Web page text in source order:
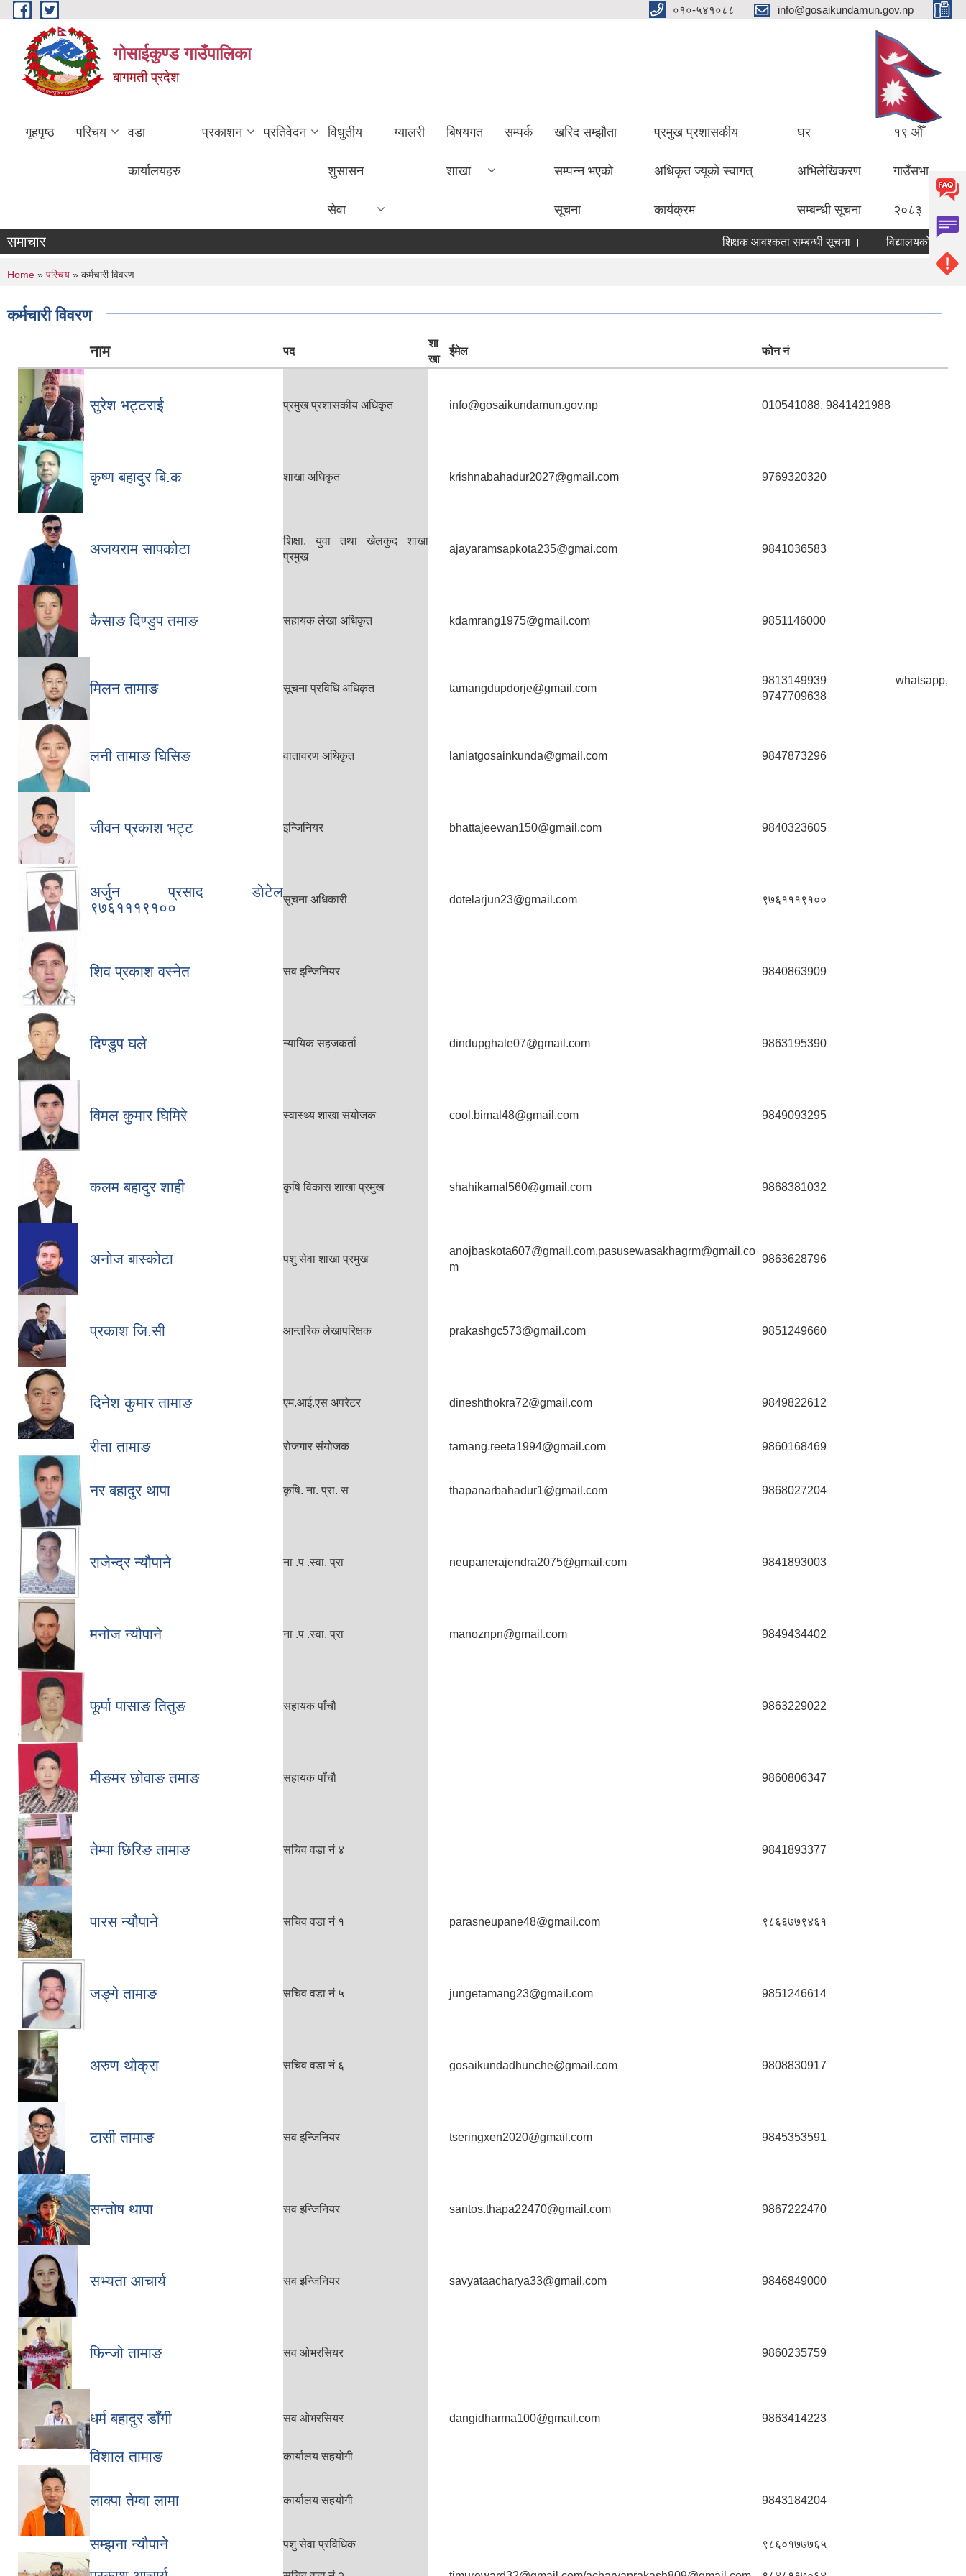
Skip to main content ०१०-५४१०८८ info@gosaikundamun.gov.np
गोसाईकुण्ड गाउँपालिका
बागमती प्रदेश
गृहपृष्ठ परिचय वडा
कार्यालयहरु
प्रकाशन प्रतिवेदन विधुतीय
शुसासन
सेवा
ग्यालरी बिषयगत
शाखा
सम्पर्क खरिद सम्झौता
सम्पन्न भएको
सूचना
प्रमुख प्रशासकीय
अधिकृत ज्यूको स्वागत्
कार्यक्रम
घर
अभिलेखिकरण
सम्बन्धी सूचना
१९ औँ
गाउँसभा
२०८३
समाचार शिक्षक आवश्कता सम्बन्धी सूचना । विद्यालयको
You are here
Home » परिचय » कर्मचारी विवरण
कर्मचारी विवरण
नाम पद
शा
खा
ईमेल फोन नं
सुरेश भट्टराई प्रमुख प्रशासकीय अधिकृत info@gosaikundamun.gov.np 010541088, 9841421988
कृष्ण बहादुर बि.क शाखा अधिकृत krishnabahadur2027@gmail.com 9769320320
अजयराम सापकोटा
शिक्षा, युवा तथा खेलकुद शाखा
प्रमुख
ajayaramsapkota235@gmai.com 9841036583
कैसाङ दिण्डुप तमाङ सहायक लेखा अधिकृत kdamrang1975@gmail.com 9851146000
मिलन तामाङ सूचना प्रविधि अधिकृत tamangdupdorje@gmail.com
9813149939 whatsapp,
9747709638
लनी तामाङ घिसिङ वातावरण अधिकृत laniatgosainkunda@gmail.com 9847873296
जीवन प्रकाश भट्ट इन्जिनियर bhattajeewan150@gmail.com 9840323605
अर्जुन प्रसाद डाेटेल
९७६१११९१००
सूचना अधिकारी dotelarjun23@gmail.com ९७६१११९१००
शिव प्रकाश वस्नेत सव इन्जिनियर 9840863909
दिण्डुप घले न्यायिक सहजकर्ता dindupghale07@gmail.com 9863195390
विमल कुमार घिमिरे स्वास्थ्य शाखा संयोजक cool.bimal48@gmail.com 9849093295
कलम बहादुर शाही कृषि विकास शाखा प्रमुख shahikamal560@gmail.com 9868381032
अनोज बास्कोटा पशु सेवा शाखा प्रमुख
anojbaskota607@gmail.com,pasusewasakhagrm@gmail.co
m
9863628796
प्रकाश जि.सी आन्तरिक लेखापरिक्षक prakashgc573@gmail.com 9851249660
दिनेश कुमार तामाङ एम.आई.एस अपरेटर dineshthokra72@gmail.com 9849822612
रीता तामाङ रोजगार संयोजक tamang.reeta1994@gmail.com 9860168469
नर बहादुर थापा कृषि. ना. प्रा. स thapanarbahadur1@gmail.com 9868027204
राजेन्द्र न्यौपाने ना .प .स्वा. प्रा neupanerajendra2075@gmail.com 9841893003
मनोज न्यौपाने ना .प .स्वा. प्रा manoznpn@gmail.com 9849434402
फूर्पा पासाङ तितुङ सहायक पाँचौ 9863229022
मीङमर छोवाङ तमाङ सहायक पाँचौ 9860806347
तेम्पा छिरिङ तामाङ सचिव वडा नं ४ 9841893377
पारस न्यौपाने सचिव वडा नं १ parasneupane48@gmail.com ९८६६७७९४६१
जङ्गे तामाङ सचिव वडा नं ५ jungetamang23@gmail.com 9851246614
अरुण थोक्रा सचिव वडा नं ६ gosaikundadhunche@gmail.com 9808830917
टासी तामाङ सव इन्जिनियर tseringxen2020@gmail.com 9845353591
सन्तोष थापा सव इन्जिनियर santos.thapa22470@gmail.com 9867222470
सभ्यता आचार्य सव इन्जिनियर savyataacharya33@gmail.com 9846849000
फिन्जो तामाङ सव ओभरसियर 9860235759
धर्म बहादुर डाँगी सव ओभरसियर dangidharma100@gmail.com 9863414223
विशाल तामाङ कार्यालय सहयोगी
लाक्पा तेम्वा लामा कार्यालय सहयोगी 9843184204
सम्झना न्यौपाने पशु सेवा प्रविधिक ९८६०१७७७६५